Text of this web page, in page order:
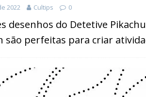
2022 Cultips 0
desenhos do Detetive
são perfeitas para criar